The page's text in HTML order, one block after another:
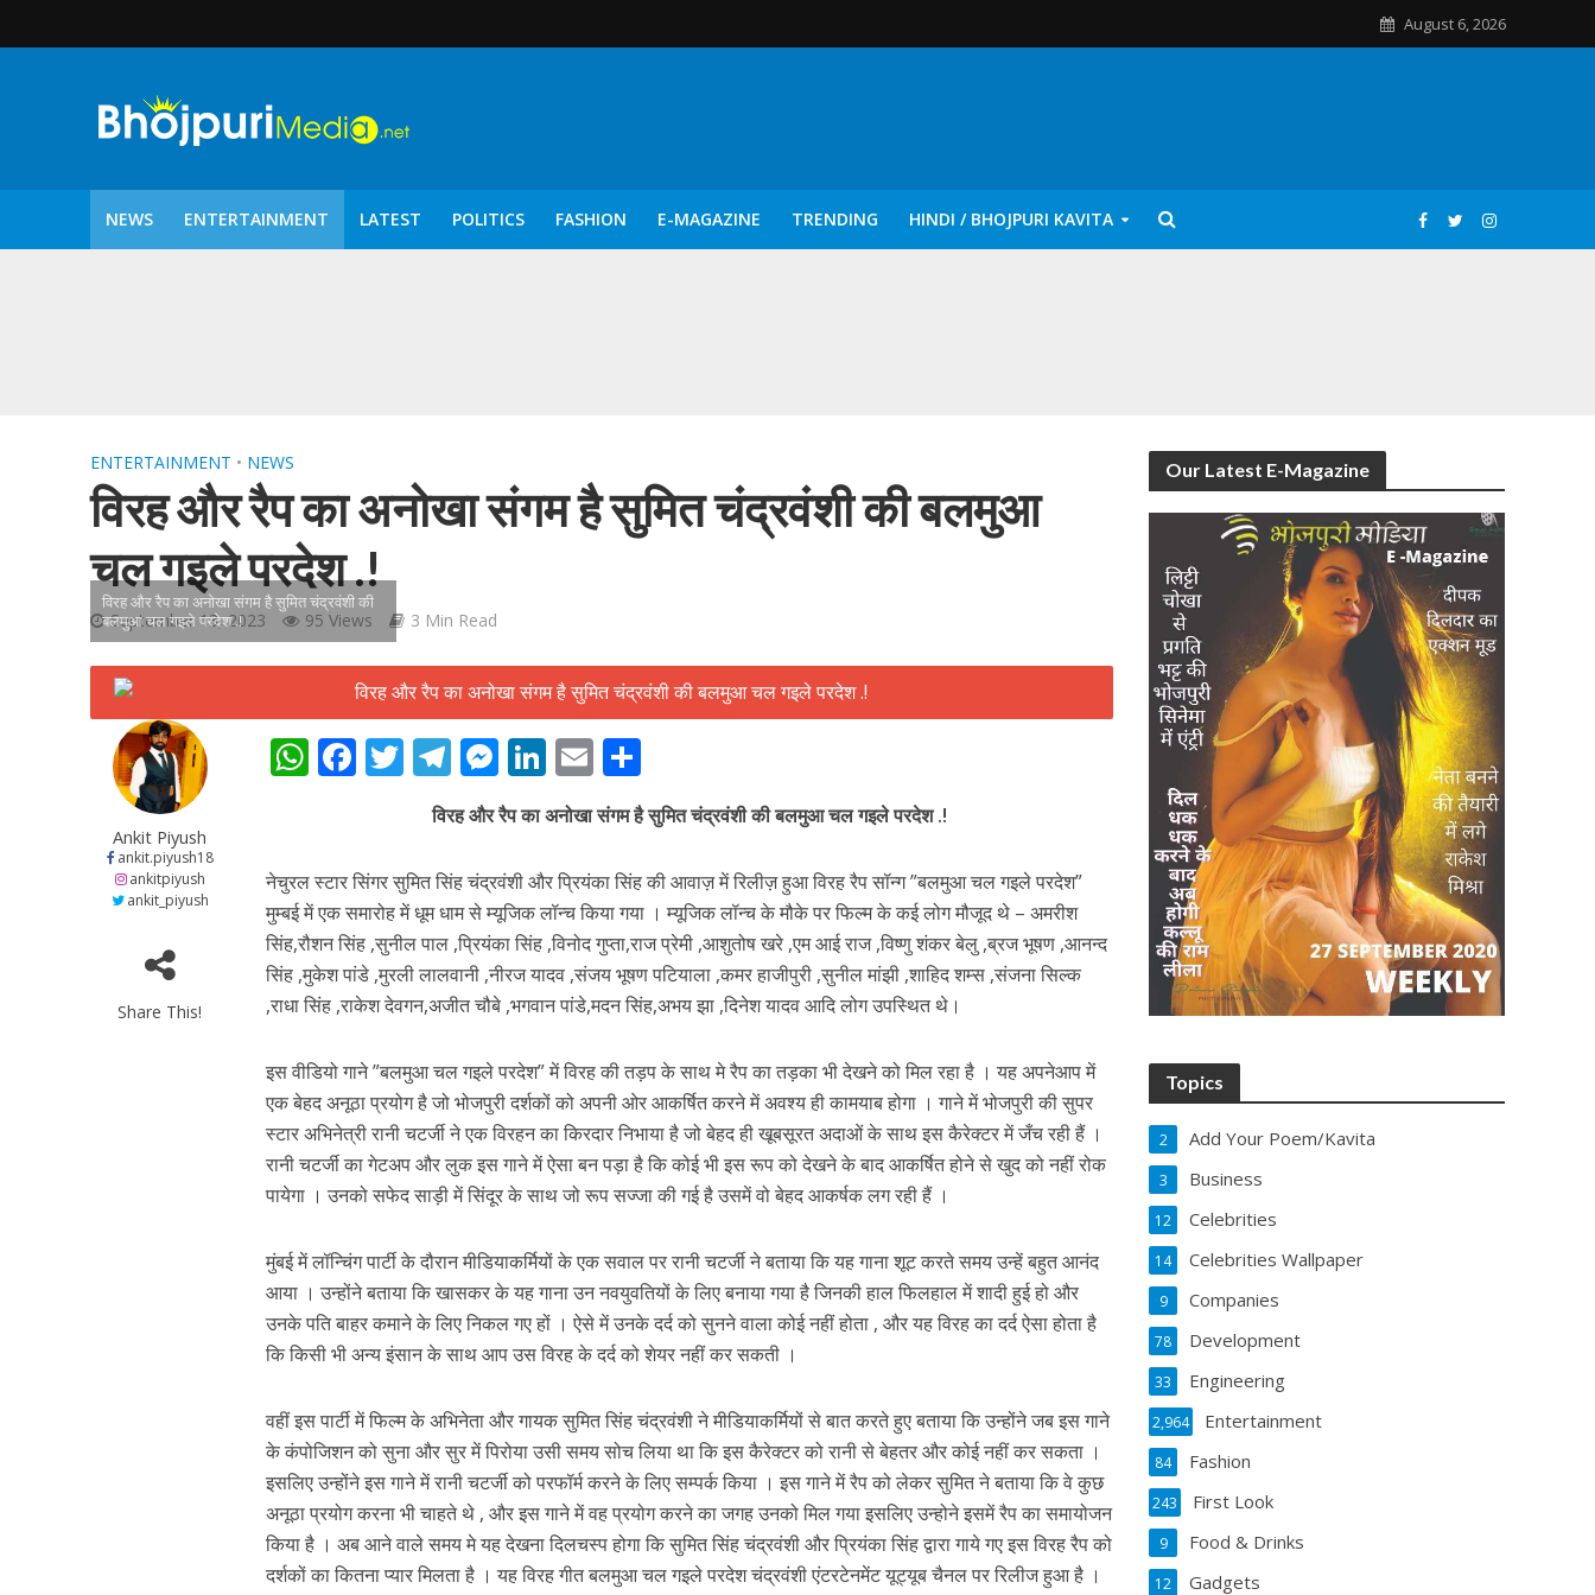
August 6, 2026
NEWS ENTERTAINMENT LATEST POLITICS FASHION E-MAGAZINE TRENDING HINDI / BHOJPURI KAVITA
शिवानी सिंह का नया बोलबम गीत तोहरे के मांगिला जानु हुआ रिलीज, दर्शकों का मिल रहा भरपूर प्यार
वर्ल्डवाइड रिकॉर्ड्स भोजपुरी का नया धमाकेदार गाना जल्द, दुबई की खूबसूरत लोकेशन्स पर हो रही है शूटिंग
पवन सिंह का बॉलीवुड में महाधमाका, ‘सिर्फ आपके’ की शूटिंग लखनऊ और भोपाल में हुई पूरी”
ENTERTAINMENT • NEWS
विरह और रैप का अनोखा संगम है सुमित चंद्रवंशी की बलमुआ
चल गइले परदेश .!
September 13, 2023 95 Views 3 Min Read
विरह और रैप का अनोखा संगम है सुमित चंद्रवंशी की
बलमुआ चल गइले परदेश .!
Ankit Piyush
ankit.piyush18
ankitpiyush
ankit_piyush
Share This!
W
s
A
p
p
F
b
o
o
k
T
w
itt
er
T
el
e
gr
a
m
M
e
ss
e
n
g
er
Li
n
k
e
dI
n
E
m
ai
l
h
ar
e
विरह और रैप का अनोखा संगम है सुमित चंद्रवंशी की बलमुआ चल गइले परदेश .!
नेचुरल स्टार सिंगर सुमित सिंह चंद्रवंशी और प्रियंका सिंह की आवाज़ में रिलीज़ हुआ विरह रैप सॉन्ग ”बलमुआ चल गइले परदेश”
मुम्बई में एक समारोह में धूम धाम से म्यूजिक लॉन्च किया गया । म्यूजिक लॉन्च के मौके पर फिल्म के कई लोग मौजूद थे – अमरीश
सिंह,रौशन सिंह ,सुनील पाल ,प्रियंका सिंह ,विनोद गुप्ता,राज प्रेमी ,आशुतोष खरे ,एम आई राज ,विष्णु शंकर बेलु ,ब्रज भूषण ,आनन्द
सिंह ,मुकेश पांडे ,मुरली लालवानी ,नीरज यादव ,संजय भूषण पटियाला ,कमर हाजीपुरी ,सुनील मांझी ,शाहिद शम्स ,संजना सिल्क
,राधा सिंह ,राकेश देवगन,अजीत चौबे ,भगवान पांडे,मदन सिंह,अभय झा ,दिनेश यादव आदि लोग उपस्थित थे।
इस वीडियो गाने ”बलमुआ चल गइले परदेश” में विरह की तड़प के साथ मे रैप का तड़का भी देखने को मिल रहा है । यह अपनेआप में
एक बेहद अनूठा प्रयोग है जो भोजपुरी दर्शकों को अपनी ओर आकर्षित करने में अवश्य ही कामयाब होगा । गाने में भोजपुरी की सुपर
स्टार अभिनेत्री रानी चटर्जी ने एक विरहन का किरदार निभाया है जो बेहद ही खूबसूरत अदाओं के साथ इस कैरेक्टर में जँच रही हैं ।
रानी चटर्जी का गेटअप और लुक इस गाने में ऐसा बन पड़ा है कि कोई भी इस रूप को देखने के बाद आकर्षित होने से खुद को नहीं रोक
पायेगा । उनको सफेद साड़ी में सिंदूर के साथ जो रूप सज्जा की गई है उसमें वो बेहद आकर्षक लग रही हैं ।
मुंबई में लॉन्चिंग पार्टी के दौरान मीडियाकर्मियों के एक सवाल पर रानी चटर्जी ने बताया कि यह गाना शूट करते समय उन्हें बहुत आनंद
आया । उन्होंने बताया कि खासकर के यह गाना उन नवयुवतियों के लिए बनाया गया है जिनकी हाल फिलहाल में शादी हुई हो और
उनके पति बाहर कमाने के लिए निकल गए हों । ऐसे में उनके दर्द को सुनने वाला कोई नहीं होता , और यह विरह का दर्द ऐसा होता है
कि किसी भी अन्य इंसान के साथ आप उस विरह के दर्द को शेयर नहीं कर सकती ।
वहीं इस पार्टी में फिल्म के अभिनेता और गायक सुमित सिंह चंद्रवंशी ने मीडियाकर्मियों से बात करते हुए बताया कि उन्होंने जब इस गाने
के कंपोजिशन को सुना और सुर में पिरोया उसी समय सोच लिया था कि इस कैरेक्टर को रानी से बेहतर और कोई नहीं कर सकता ।
इसलिए उन्होंने इस गाने में रानी चटर्जी को परफॉर्म करने के लिए सम्पर्क किया । इस गाने में रैप को लेकर सुमित ने बताया कि वे कुछ
अनूठा प्रयोग करना भी चाहते थे , और इस गाने में वह प्रयोग करने का जगह उनको मिल गया इसलिए उन्होने इसमें रैप का समायोजन
किया है । अब आने वाले समय मे यह देखना दिलचस्प होगा कि सुमित सिंह चंद्रवंशी और प्रियंका सिंह द्वारा गाये गए इस विरह रैप को
दर्शकों का कितना प्यार मिलता है । यह विरह गीत बलमुआ चल गइले परदेश चंद्रवंशी एंटरटेनमेंट यूट्यूब चैनल पर रिलीज हुआ है ।
Our Latest E-Magazine
Topics
Add Your Poem/Kavita
2
Business
3
Celebrities
12
Celebrities Wallpaper
14
Companies
9
Development
78
Engineering
33
Entertainment
2,964
Fashion
84
First Look
243
Food & Drinks
9
Gadgets
12